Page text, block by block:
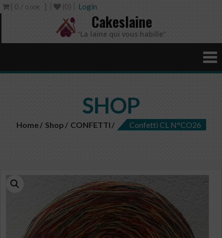
[ 0 / 0,00€ ] (0) Login
Cakeslaine
"La laine qui vous habille"
SHOP
Home Shop CONFETTI Confetti CL N°CO26